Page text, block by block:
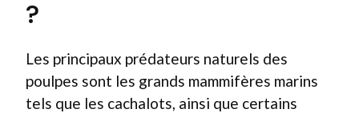
?
Les principaux prédateurs naturels des
poulpes sont les grands mammifères marins
tels que les cachalots, ainsi que certains